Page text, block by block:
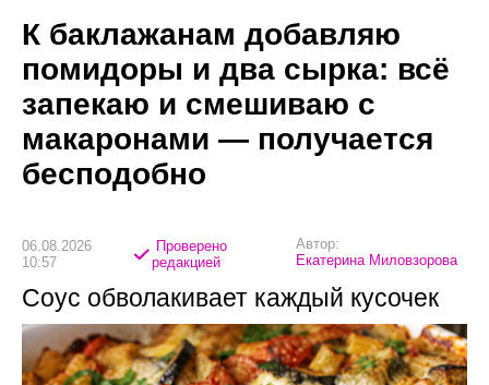
К баклажанам добавляю
помидоры и два сырка: всё
запекаю и смешиваю с
макаронами — получается
бесподобно
06.08.2026
10:57
Проверено
редакцией
Автор:
Екатерина Миловзорова
Соус обволакивает каждый кусочек